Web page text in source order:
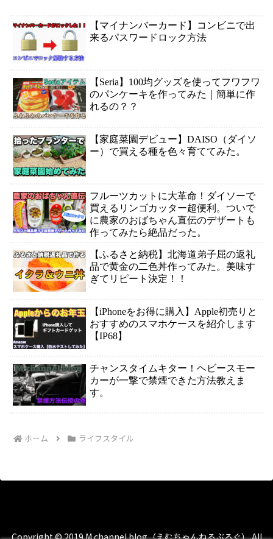
【マイナンバーカード】コンビニで出
来るパスワードロック方法
【Seria】100均グッズを使ってフワフワ
のパンケーキを作ってみた｜簡単に作
れるの？？
【家庭菜園デビュー】DAISO（ダイソ
ー）で買える種を色々育ててみた。
フルーツカットに大革命！ダイソーで
買えるリンゴカッター超便利。ついで
に農家のおばちゃん直伝のデザートも
作ってみたら絶品だった。
【ふるさと納税】北海道弟子屈の返礼
品で黄金の二色丼作ってみた。美味す
ぎてリピート決定！！
【iPhoneをお得に購入】Apple初売りと
おすすめのスマホケースを紹介します
【IP68】
チャンスタイムキター！ヘビースモー
カーが一撃で禁煙できた方法教えま
す。
ホーム ライフスタイル